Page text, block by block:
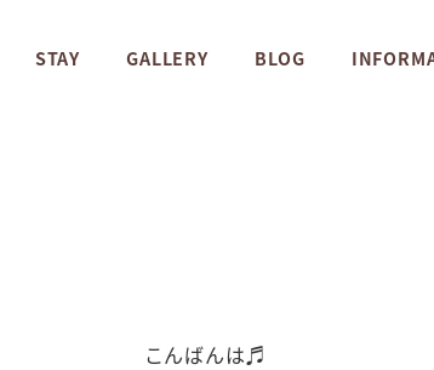
STAY GALLERY BLOG
こんばんは♬